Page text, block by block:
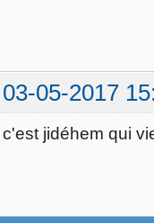
03-05-2017
c'est jidéhem qui